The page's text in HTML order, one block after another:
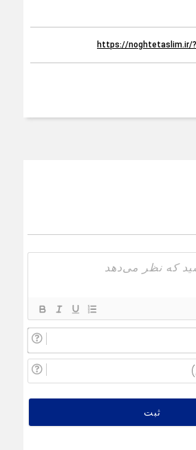
https://noghtetaslim.ir/